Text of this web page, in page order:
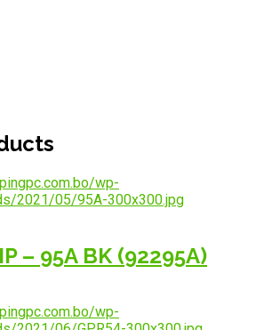
– 95A BK (92295A)